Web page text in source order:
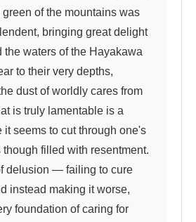
green of the mountains was
bringing great delight
the waters of the Hayakawa
to their very depths,
dust of worldly cares from
is truly lamentable is a
it seems to cut through one's
filled with resentment.
delusion — failing to cure
instead making it worse,
foundation of caring for